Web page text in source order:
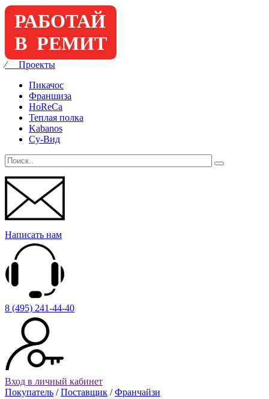
РАБОТАЙ
В РЕМИТ
⁄ Проекты
Пикачос
Франшиза
HoReCa
Теплая полка
Kabanos
Су-Вид
Написать нам
8 (495) 241-44-40
Вход в личный кабинет
Покупатель /Поставщик /Франчайзи